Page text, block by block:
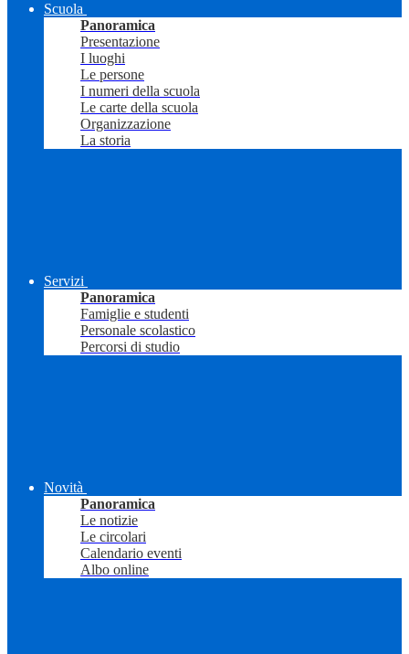
Scuola
Panoramica
Presentazione
I luoghi
Le persone
I numeri della scuola
Le carte della scuola
Organizzazione
La storia
Servizi
Panoramica
Famiglie e studenti
Personale scolastico
Percorsi di studio
Novità
Panoramica
Le notizie
Le circolari
Calendario eventi
Albo online